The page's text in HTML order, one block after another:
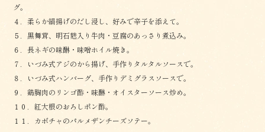
グ。
４．柔らか絹揚げのだし浸し、好みで辛子を添えて。
５．黒舞茸、明石麩入り牛肉・豆腐のあっさり煮込み。
６．長ネギの味醂・味噌ホイル焼き。
７．いづみ式アジのから揚げ、手作りタルタルソースで。
８．いづみ式ハンバーグ、手作りデミグラスソースで。
９．鶏胸肉のリンゴ酢・味醂・オイスターソース炒め。
１０．紅大根のおろしポン酢。
１１．カボチャのパルメザンチーズソテー。